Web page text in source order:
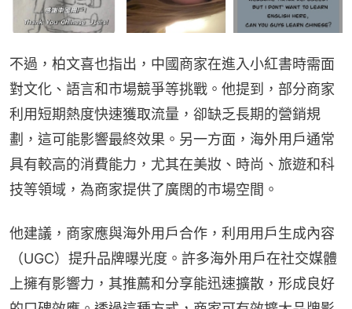
不過，柏文喜也指出，中國商家在進入小紅書時需面
對文化、語言和市場競爭等挑戰。他提到，部分商家
利用短期熱度快速獲取流量，卻缺乏長期的營銷規
劃，這可能影響最終效果。另一方面，海外用戶通常
具有較高的消費能力，尤其在美妝、時尚、旅遊和科
技等領域，為商家提供了廣闊的市場空間。
他建議，商家應與海外用戶合作，利用用戶生成內容
（UGC）提升品牌曝光度。許多海外用戶在社交媒體
上擁有影響力，其推薦和分享能迅速擴散，形成良好